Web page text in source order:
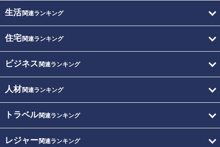
生活関連ランキング
住宅関連ランキング
ビジネス 関連ランキング
人材関連ランキング
トラベル関連ランキング
レジャー関連ランキング